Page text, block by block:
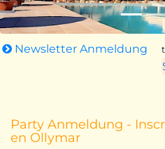
Newsletter Anmeldung
Party Anmeldung -
en Ollymar